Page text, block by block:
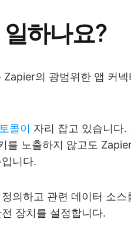
하나요?
의 광범위한 앱 커
콜이 자리 잡고 있습니다.
를 노출하지 않고도
니다.
의하고 관련 데이터 소
장치를 설정합니다.